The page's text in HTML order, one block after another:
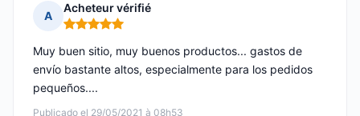
A
Acheteur vérifié
Nota: 5 de 5
Publicado el 29/05/2021 à 08h53
Muy buen sitio, muy buenos productos... gastos de
envío bastante altos, especialmente para los pedidos
pequeños....